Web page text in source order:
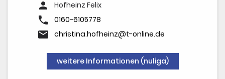
person Hofheinz Felix
phone 0160-6105778
email christina.hofheinz@t-online.de
weitere Informationen (nuliga)